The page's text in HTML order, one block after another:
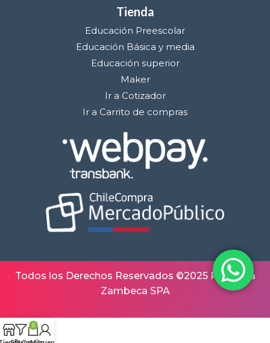
Tienda
Educación Preescolar
Educación Básica y media
Educación superior
Maker
Ir a Cotizador
Ir a Carrito de compras
Todos los Derechos Reservados ©2025 Robótica
Zambeca SPA
0